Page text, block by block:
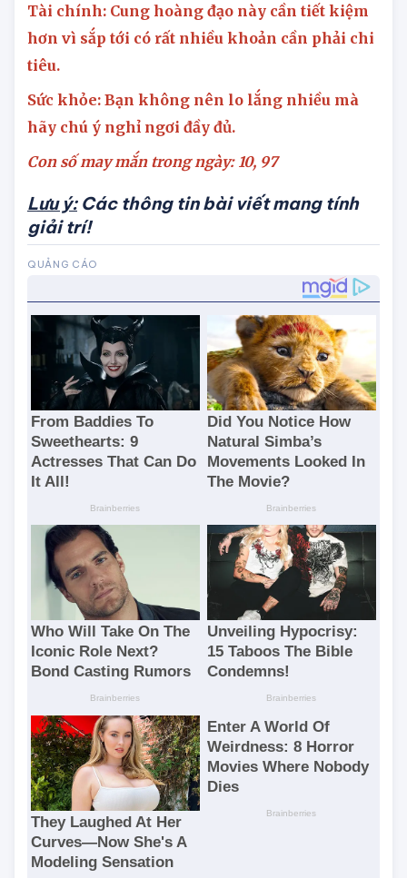
đưa ra lựa chọn phù hợp nhất.
Tài chính: Cung hoàng đạo này cần tiết kiệm
hơn vì sắp tới có rất nhiều khoản cần phải chi
tiêu.
Sức khỏe: Bạn không nên lo lắng nhiều mà
hãy chú ý nghỉ ngơi đầy đủ.
Con số may mắn trong ngày: 10,97
Lưu ý:Các thông tin bài viết mang tính
giải trí!